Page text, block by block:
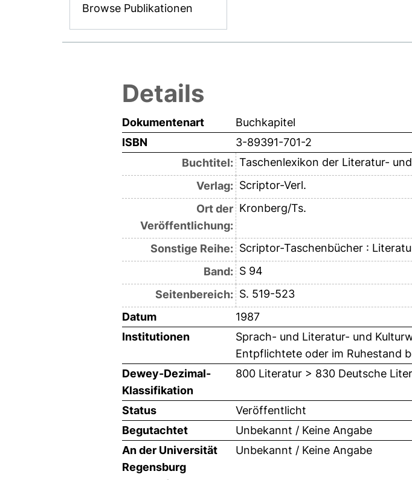
Browse Publikationen
Details
Dokumentenart
Buchkapitel
ISBN
3-89391-701-2
Buchtitel: Taschenlexikon der Literatur-
Verlag: Scriptor-Verl.
Ort der
Veröffentlichung:
Kronberg/Ts.
Sonstige Reihe: Scriptor-Taschenbücher :
Band: S 94
Seitenbereich: S. 519-523
Datum
1987
Institutionen
Sprach- und Literatur- und
Entpflichtete oder im Ruhestand
Dewey-Dezimal-
Klassifikation
800 Literatur > 830 Deutsche
Status
Veröffentlicht
Begutachtet
Unbekannt / Keine Angabe
An der Universität
Regensburg
Unbekannt / Keine Angabe